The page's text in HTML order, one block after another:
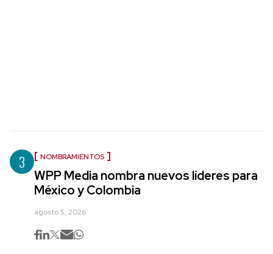
3 NOMBRAMIENTOS
WPP Media nombra nuevos líderes para
México y Colombia
agosto 5, 2026